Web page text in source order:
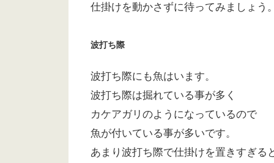
仕掛けを動かさずに待ってみましょう
波打ち際
波打ち際にも魚はいます。
波打ち際は掘れている事が多く
カケアガリのようになっているので
魚が付いている事が多いです。
あまり波打ち際で仕掛けを置きすぎる